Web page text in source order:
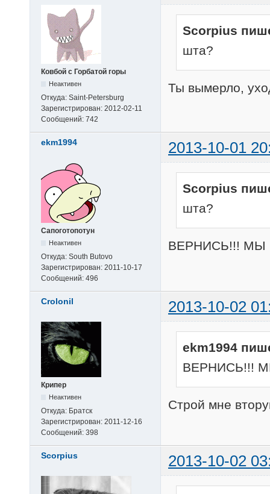
Ковбой с Горбатой горы
Неактивен
Откуда: Saint-Petersburg
Зарегистрирован: 2012-02-11
Сообщений: 742
Scorpius
шта?
Ты вымерло,
ekm1994 2013-10-01
Сапоготопотун
Неактивен
Откуда: South Butovo
Зарегистрирован: 2011-10-17
Сообщений: 496
Scorpius
шта?
ВЕРНИСЬ!!! МЫ
Crolonil 2013-10-02
Крипер
Неактивен
Откуда: Братск
Зарегистрирован: 2011-12-16
Сообщений: 398
ekm1994
ВЕРНИСЬ!!!
Строй мне
Scorpius 2013-10-02